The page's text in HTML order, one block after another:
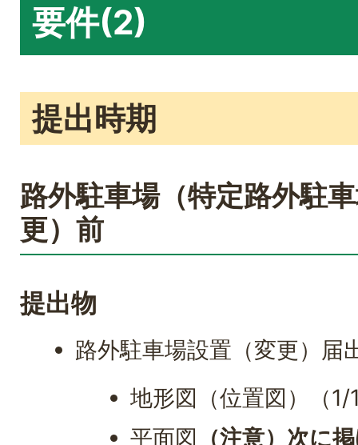
要件(2)
提出時期
路外駐車場（特定路外駐
更）前
提出物
路外駐車場設置（変更）届
地形図（位置図）（
平面図 （注意）次に